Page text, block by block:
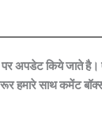
पर अपडेट किये जाते है।
हमारे साथ कमेंट